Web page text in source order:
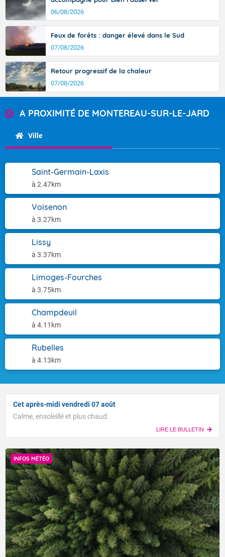
06/08/2026
Feux de forêts : danger élevé dans le Sud
07/08/2026
Retour progressif de la chaleur
07/08/2026
A PROXIMITÉ DE MONTEREAU-SUR-LE-JARD
Ville
Saint-Germain-Laxis
à 2.47km
Voisenon
à 3.27km
Lissy
à 3.37km
Limoges-Fourches
à 3.75km
Champdeuil
à 4.11km
Rubelles
à 4.13km
Cet après-midi vendredi 07 août
Calme, ensoleillé et plus chaud.
LIRE LE BULLETIN
INFOS MÉTÉO